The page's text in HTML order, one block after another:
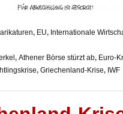
, EU, Internationale
, Athener Börse stürzt ab, Euro-
, Griechenland-Krise, IWF